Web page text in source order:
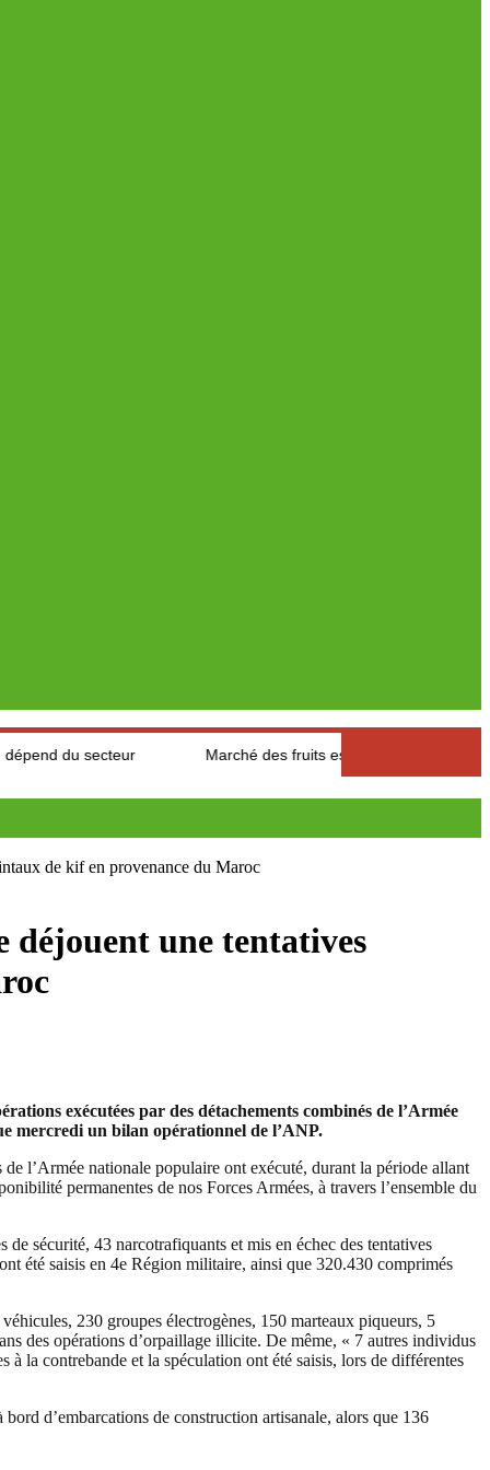
Marché des fruits est légumes : Les producteurs des
de kif en provenance du Maroc
déjouent une tentatives
exécutées par des détachements combinés de l’Armée
mercredi un bilan opérationnel de l’ANP.
l’Armée nationale populaire ont exécuté, durant la période allant
permanentes de nos Forces Armées, à travers l’ensemble du
sécurité, 43 narcotrafiquants et mis en échec des tentatives
été saisis en 4e Région militaire, ainsi que 320.430 comprimés
230 groupes électrogènes, 150 marteaux piqueurs, 5
des opérations d’orpaillage illicite. De même, « 7 autres individus
à la contrebande et la spéculation ont été saisis, lors de différentes
d’embarcations de construction artisanale, alors que 136